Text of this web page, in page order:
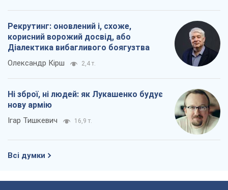
Рекрутинг: оновлений і, схоже,
корисний ворожий досвід, або
Діалектика вибагливого боягузтва
Олександр Кірш 2,4 т.
Ні зброї, ні людей: як Лукашенко будує
нову армію
Ігар Тишкевич 16,9 т.
Всі думки